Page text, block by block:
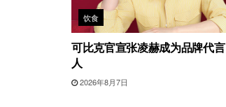
饮食
可比克官宣张凌赫成为品牌代言
人
2026年8月7日